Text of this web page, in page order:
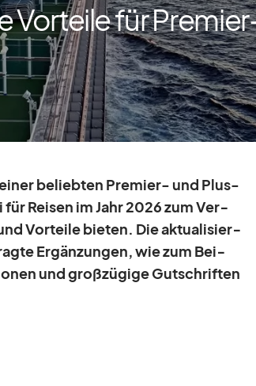
Vorteile für
be­lieb­ten Pre­mier- und Plus-
Rei­sen im Jahr 2026 zum Ver­
Vor­teile bie­ten. Die ak­tua­li­sier­
Er­gän­zun­gen, wie zum Bei­
und groß­zü­gige Gut­schrif­ten